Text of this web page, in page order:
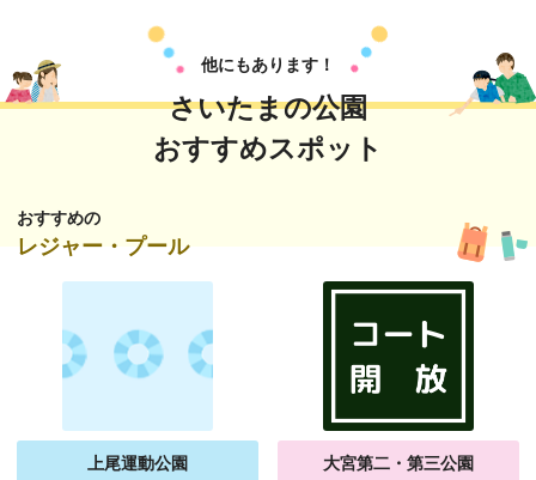
他にもあります！
さいたまの公園
おすすめスポット
おすすめの
レジャー・プール
上尾運動公園 大宮第二・第三公園